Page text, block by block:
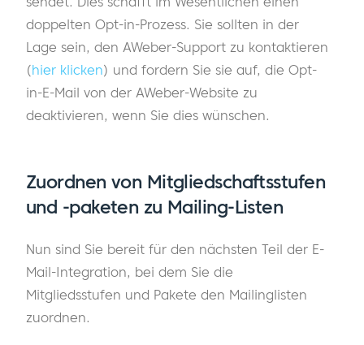
doppelten Opt-in-Prozess. Sie sollten in der
Lage sein, den AWeber-Support zu kontaktieren
(hier klicken) und fordern Sie sie auf, die Opt-
in-E-Mail von der AWeber-Website zu
deaktivieren, wenn Sie dies wünschen.
Zuordnen von Mitgliedschaftsstufen
und -paketen zu Mailing-Listen
Nun sind Sie bereit für den nächsten Teil der E-
Mail-Integration, bei dem Sie die
Mitgliedsstufen und Pakete den Mailinglisten
zuordnen.